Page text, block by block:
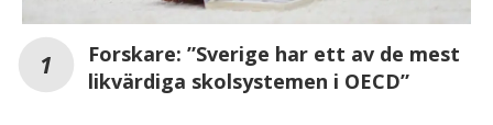
Forskare: ”Sverige har ett av de mest
likvärdiga skolsystemen i OECD”